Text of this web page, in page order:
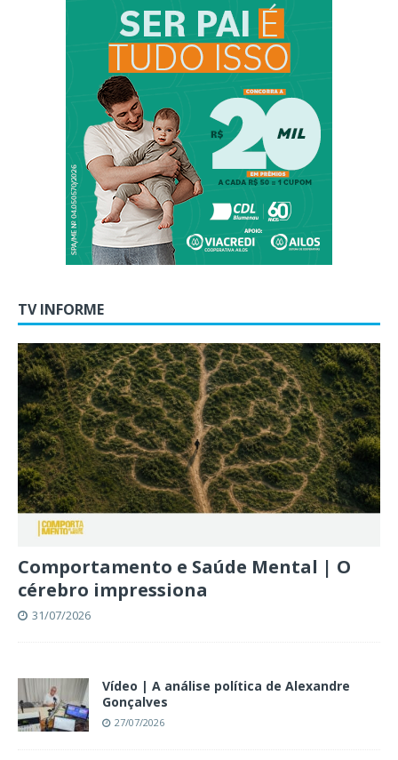
TV INFORME
Comportamento e Saúde Mental | O
cérebro impressiona
31/07/2026
Vídeo | A análise política de Alexandre
Gonçalves
27/07/2026